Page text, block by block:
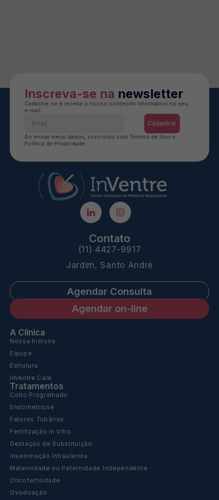
Tratamentos
Coito Programado
Endometriose
Fatores Tubários
Fertilização In Vitro
Gestação de Substituição
Inseminação Intrauterina
Maternidade ou Paternidade Independente
Oncofertilidade
Ovodoação
A Clinica
Nossa historia
Equipe
Estrutura
InVentre Care
Contato
(11) 4427-9917
Jardim, Santo André
Agendar Consulta
Agendar on-line
Inscreva-se na newsletter
Cadastre-se e receba o nosso conteúdo informativo no seu
e-mail.
Cadastrar
Ao enviar meus dados, concordo com Termos de Uso e
Política de Privacidade.